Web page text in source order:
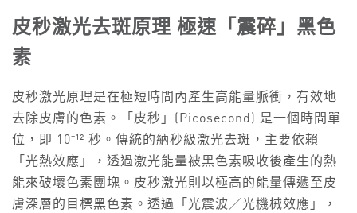
皮秒激光去斑原理 極速「震碎」黑色
素
皮秒激光原理是在極短時間內產生高能量脈衝，有效地
去除皮膚的色素。「皮秒」(Picosecond) 是一個時間單
位，即 10⁻¹² 秒。傳統的納秒級激光去斑，主要依賴
「光熱效應」，透過激光能量被黑色素吸收後產生的熱
能來破壞色素團塊。皮秒激光則以極高的能量傳遞至皮
膚深層的目標黑色素。透過「光震波／光機械效應」，